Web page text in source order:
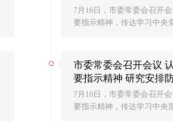
工作 蒿慧杰主持会议
7月16日，市委常委会召开
要指示精神，传达学习中央
市委常委会召开会议
要指示精神 研究安排
作 蒿慧杰主持会议
7月10日，市委常委会召开
要指示精神，传达学习中央